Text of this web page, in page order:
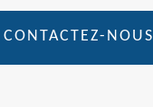
CONTACTEZ-NOUS